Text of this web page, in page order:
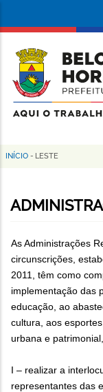
conteúdo
principal
da
Prefeitura
de
Horizonte
Trilha
navegação
INÍCIO - LESTE
As Administrações
circunscrições,
2011, têm como
implementação das
educação, ao
cultura, aos
urbana e
I – realizar a
representantes das